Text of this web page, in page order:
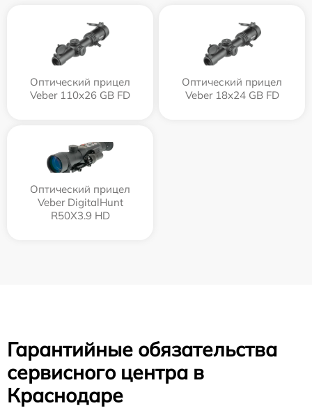
Оптический прицел
Veber 110х26 GB FD
Оптический прицел
Veber 18x24 GB FD
Оптический прицел
Veber DigitalHunt
R50X3.9 HD
Гарантийные обязательства
сервисного центра в
Краснодаре